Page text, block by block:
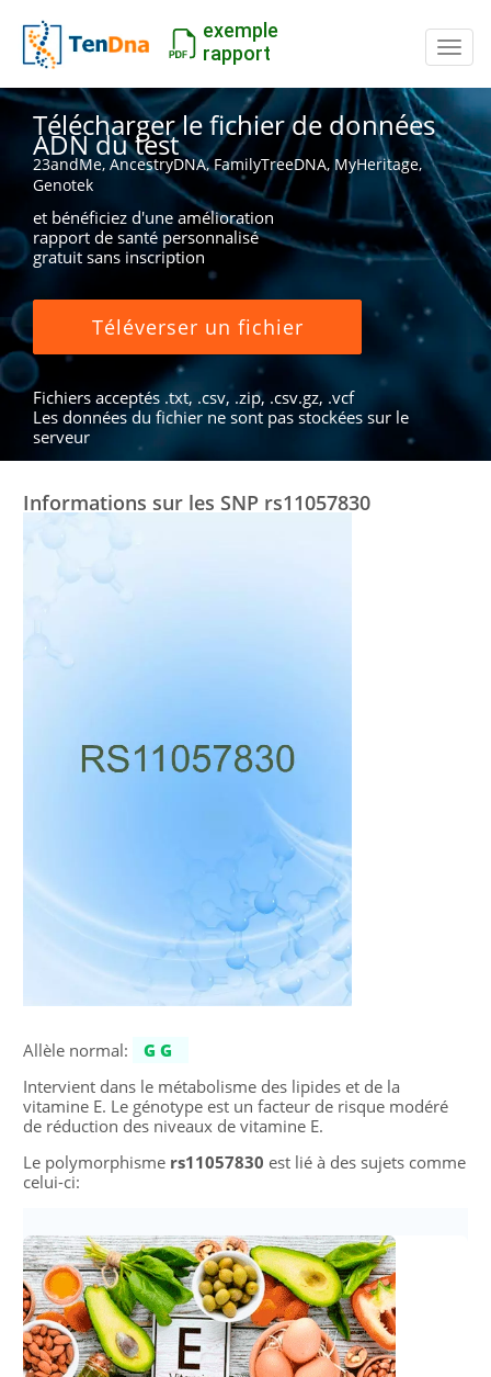
exemple
rapport
Télécharger le fichier de données
ADN du test
23andMe, AncestryDNA, FamilyTreeDNA, MyHeritage,
Genotek
et bénéficiez d'une amélioration
rapport de santé personnalisé
gratuit sans inscription
Téléverser un fichier
Fichiers acceptés .txt, .csv, .zip, .csv.gz, .vcf
Les données du fichier ne sont pas stockées sur le
serveur
Informations sur les SNP rs11057830
Allèle normal:
GG
Intervient dans le métabolisme des lipides et de la
vitamine E. Le génotype est un facteur de risque modéré
de réduction des niveaux de vitamine E.
Le polymorphisme rs11057830 est lié à des sujets comme
celui-ci: